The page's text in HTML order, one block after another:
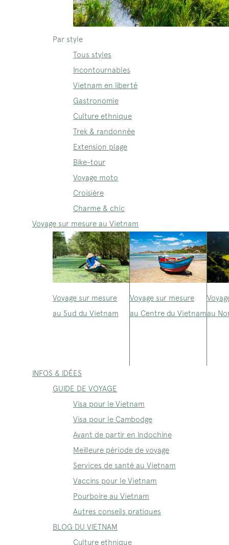
Par style
Tous styles
Incontournables
Vietnam en liberté
Gastronomie
Culture ethnique
Trek & randonnée
Extension plage
Bike-tour
Voyage moto
Croisière
Charme & chic
Voyage sur mesure au Vietnam
Voyage sur mesure
au Sud du Vietnam
Voyage sur mesure
au Centre du Vietnamau
INFOS & IDÉES
GUIDE DE VOYAGE
Visa pour le Vietnam
Visa pour le Cambodge
Avant de partir en Indochine
Meilleure période de voyage
Services de santé au Vietnam
Vaccins pour le Vietnam
Pourboire au Vietnam
Autres conseils pratiques
BLOG DU VIETNAM
Culture ethnique